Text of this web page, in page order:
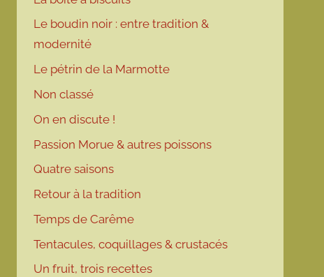
Le boudin noir : entre tradition &
modernité
Le pétrin de la Marmotte
Non classé
On en discute !
Passion Morue & autres poissons
Quatre saisons
Retour à la tradition
Temps de Carême
Tentacules, coquillages & crustacés
Un fruit, trois recettes